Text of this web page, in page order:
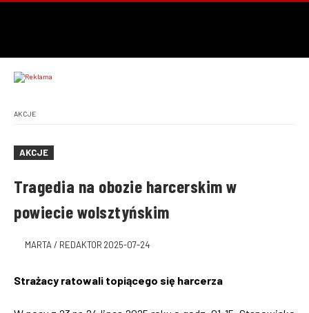
AKCJE
AKCJE
Tragedia na obozie harcerskim w
powiecie wolsztyńskim
MARTA / REDAKTOR 2025-07-24
Strażacy ratowali topiącego się harcerza